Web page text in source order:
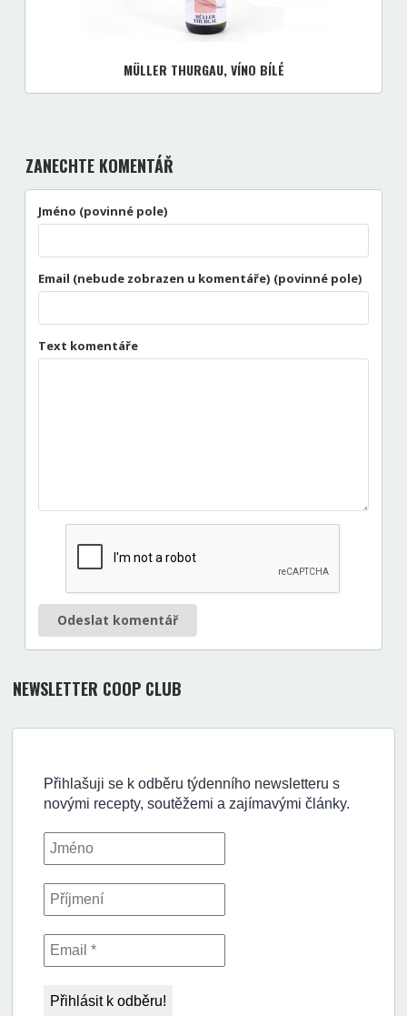
MÜLLER THURGAU, VÍNO BÍLÉ
ZANECHTE KOMENTÁŘ
Jméno (povinné pole)
Email (nebude zobrazen u komentáře) (povinné pole)
Text komentáře
Odeslat komentář
NEWSLETTER COOP CLUB